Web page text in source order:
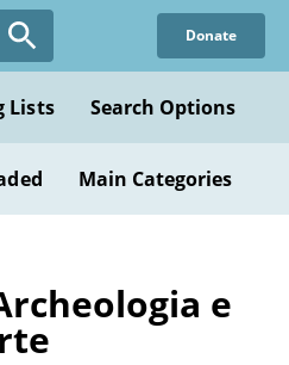
Donate
Lists Search Options
Main Categories
e